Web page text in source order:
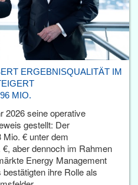
ERGEBNISQUALITÄT IM
MIO.
2026 seine operative
gestellt: Der
€ unter dem
aber dennoch im Rahmen
Energy Management
ihre Rolle als